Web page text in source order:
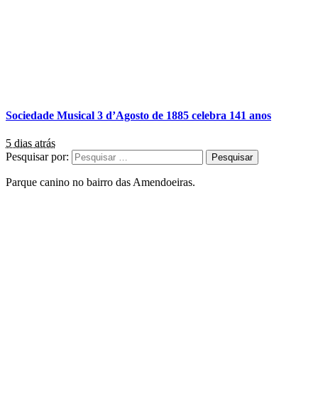
Sociedade Musical 3 d’Agosto de 1885 celebra 141 anos
5 dias atrás
Pesquisar por:
Parque canino no bairro das Amendoeiras.